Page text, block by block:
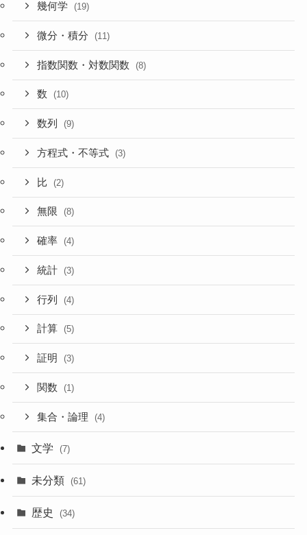
幾何学 (19)
微分・積分 (11)
指数関数・対数関数 (8)
数 (10)
数列 (9)
方程式・不等式 (3)
比 (2)
無限 (8)
確率 (4)
統計 (3)
行列 (4)
計算 (5)
証明 (3)
関数 (1)
集合・論理 (4)
文学 (7)
未分類 (61)
歴史 (34)